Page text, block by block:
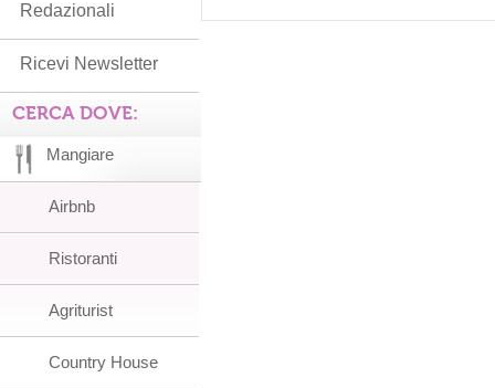
Redazionali
Ricevi Newsletter
CERCA DOVE:
Mangiare
Airbnb
Ristoranti
Agriturist
Country House